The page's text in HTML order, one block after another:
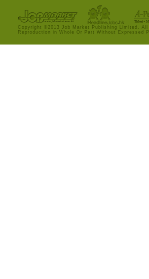
Copyright ©2013 Job Market Publishing Limited. All
Reproduction in Whole Or Part Without Expressed